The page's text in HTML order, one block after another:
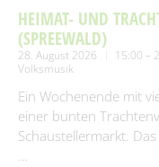
HEIMAT- UND
(SPREEWALD)
28. August 2026 15:00 –
Volksmusik
Ein Wochenende mit
einer bunten
Schaustellermarkt.
…